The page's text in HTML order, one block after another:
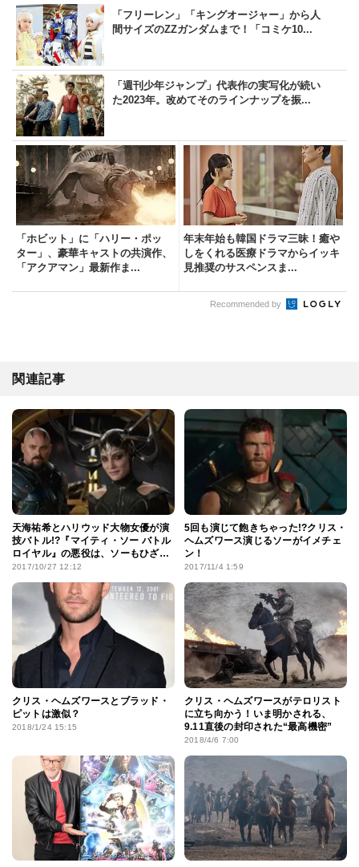
「フリーレン」「キングオージャー」から人
間サイズのZZガンダムまで！「コミケ10...
「週刊少年ジャンプ」代表作の実写化が続い
た2023年。改めてそのラインナップを振...
「ホビット」に「ハリー・ポッ
ター」、豪華キャストの共演作、
「アクアマン」最新作ま...
年末年始も韓国ドラマ三昧！癒や
しをくれる医療ドラマからイッキ
見推奨のサスペンスま...
Recommended by
関連記事
天海祐希とハリウッド大物女優が演
技バトル!?『マイティ・ソー バトル
ロイヤル』の悪役は、ソーもひざま
ずかせる女王様
2017/10/27 12:12
5回も演じて飽きちゃった!?クリス・
ヘムズワース演じるソーがイメチェ
ン！
2017/11/4 1:59
クリス・ヘムズワースとブラッド・
ピットは激似？
2018/1/24 15:15
クリス・ヘムズワースがテロリスト
に立ち向かう！いま明かされる、
9.11直後の封印された“最高機密”
2018/4/6 7:00